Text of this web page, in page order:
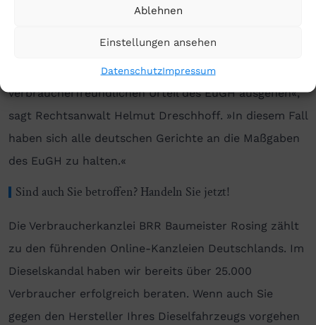
Ablehnen
Einstellungen ansehen
DatenschutzImpressum
die mündliche Verhandlung stattgefunden, nach
dessen Verlauf wir von einem
verbraucherfreundlichen Urteil des EuGH ausgehen«,
sagt Rechtsanwalt Helmut Dreschhoff. »In diesem Fall
haben sich alle deutschen Gerichte an die Maßgaben
des EuGH zu halten.«
Sind auch Sie betroffen? Handeln Sie jetzt!
Die Verbraucherkanzlei BRR Baumeister Rosing zählt
zu den führenden Online-Kanzleien Deutschlands. Im
Dieselskandal haben wir bereits über 25.000
Verbraucher erfolgreich beraten. Wenn auch Sie
gegen den Hersteller Ihres Dieselfahrzeugs vorgehen